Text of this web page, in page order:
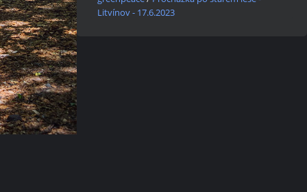
Litvínov - 17.6.2023